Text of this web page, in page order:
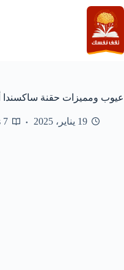
التجاوز
إلى
المحتوى
عيوب ومميزات حقنة
19 يناير، 2025 7 mins